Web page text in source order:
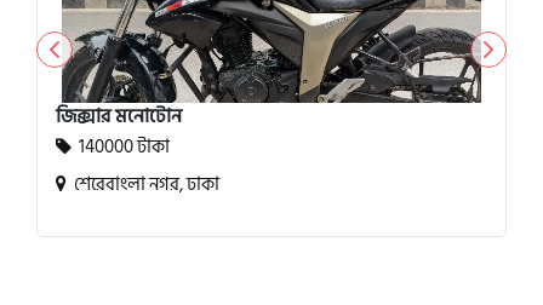
জিক্সার মনোটোন
140000 টাকা
শেরেবাংলা নগর, ঢাকা